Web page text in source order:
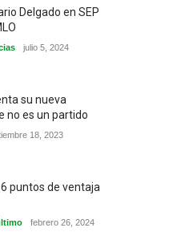
Delgado en SEP
julio 5, 2024
su nueva
no es un partido
18, 2023
puntos de ventaja
febrero 26, 2024